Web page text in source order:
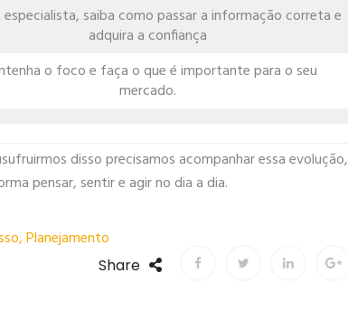
especialista, saiba como passar a informação correta e
adquira a confiança
o foco e faça o que é importante para o seu
mercado.
disso precisamos acompanhar essa evolução,
pensar, sentir e agir no dia a dia.
,Planejamento
Share